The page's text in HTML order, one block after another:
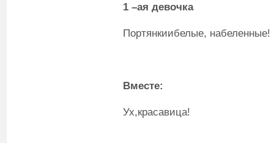
1 –ая девочка
Портянкиибелые, набеленные!
Вместе:
Ух,красавица!